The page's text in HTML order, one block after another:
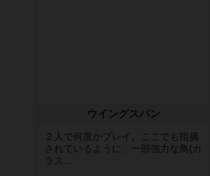
ウイングスパン
２人で何度かプレイ。ここでも指摘
されているように、一部強力な鳥(カ
ラス...